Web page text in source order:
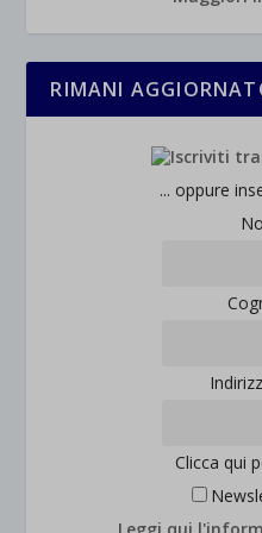
RIMANI
... oppure
Clicca qui